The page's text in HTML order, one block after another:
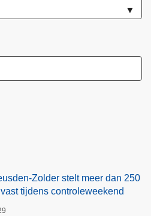
▼
Zolder stelt meer dan 250
tijdens controleweekend